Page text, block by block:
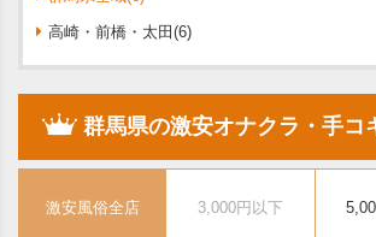
高崎・前橋・太田(6)
群馬県の激安オナクラ・手コ
激安風俗全店 3,000円以下